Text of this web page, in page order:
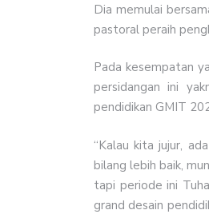
Dia memulai
pastoral peraih
Pada kesempatan
persidangan ini
pendidikan GMIT
“Kalau kita jujur,
bilang lebih baik,
tapi periode ini
grand desain